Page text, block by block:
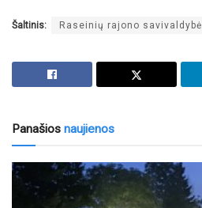
Šaltinis: Raseinių rajono savivaldybė
Panašios naujienos